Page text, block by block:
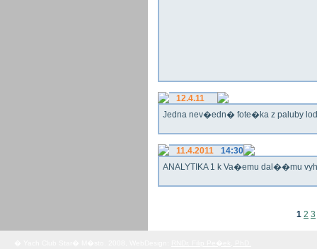
12.4.11
Jedna nev�edn� fote�ka z paluby
11.4.2011
14:30
ANALYTIKA 1 k Va�emu dal��mu
1 2 3